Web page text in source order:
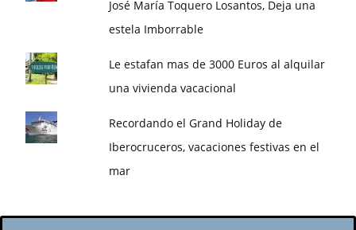
José María Toquero Losantos, Deja una
estela Imborrable
Le estafan mas de 3000 Euros al alquilar
una vivienda vacacional
Recordando el Grand Holiday de
Iberocruceros, vacaciones festivas en el
mar